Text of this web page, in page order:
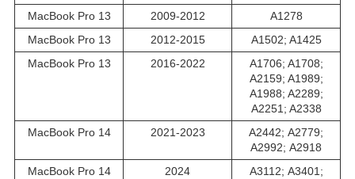
MacBook Pro 13
2009-2012
A1278
MacBook Pro 13
2012-2015
A1502; A1425
MacBook Pro 13
2016-2022
A1706; A1708;
A2159; A1989;
A1988; A2289;
A2251; A2338
MacBook Pro 14
2021-2023
A2442; А2779;
А2992; A2918
MacBook Pro 14
2024
A3112; А3401;